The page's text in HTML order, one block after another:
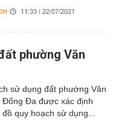
11:33 | 22/07/2021
phường Văn
sử dụng đất phường Văn
Đống Đa được xác định
quy hoạch sử dụng...